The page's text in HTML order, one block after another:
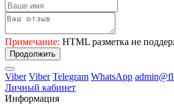
Примечание: HTML разметка не
Продолжить
Viber Viber Telegram WhatsApp
Личный кабинет
Информация